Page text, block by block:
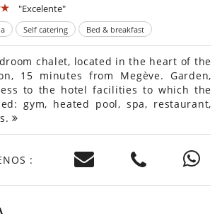
"Excelente"
Self catering Bed & breakfast
chalet, located in the heart of the
15 minutes from Megève. Garden,
to the hotel facilities to which the
gym, heated pool, spa, restaurant,
: